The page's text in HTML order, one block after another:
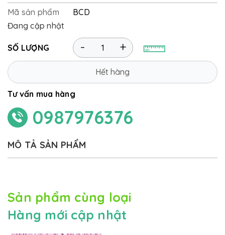
Mã sản phẩm
BCD
Đang cập nhật
SỐ LƯỢNG +
-
Hết hàng
Tư vấn mua hàng
0987976376
MÔ TẢ SẢN PHẨM
Sản phẩm cùng loại
Hàng mới cập nhật